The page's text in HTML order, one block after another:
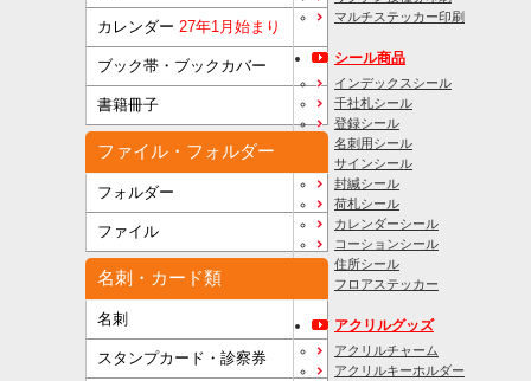
カレンダー 27年1月始まり
ブック帯・ブックカバー
書籍冊子
ファイル・フォルダー
フォルダー
ファイル
名刺・カード類
名刺
スタンプカード・診察券
マルチステッカー印刷
シール商品
インデックスシール
千社札シール
登録シール
名刺用シール
サインシール
封緘シール
荷札シール
カレンダーシール
コーションシール
住所シール
フロアステッカー
アクリルグッズ
アクリルチャーム
アクリルキーホルダー